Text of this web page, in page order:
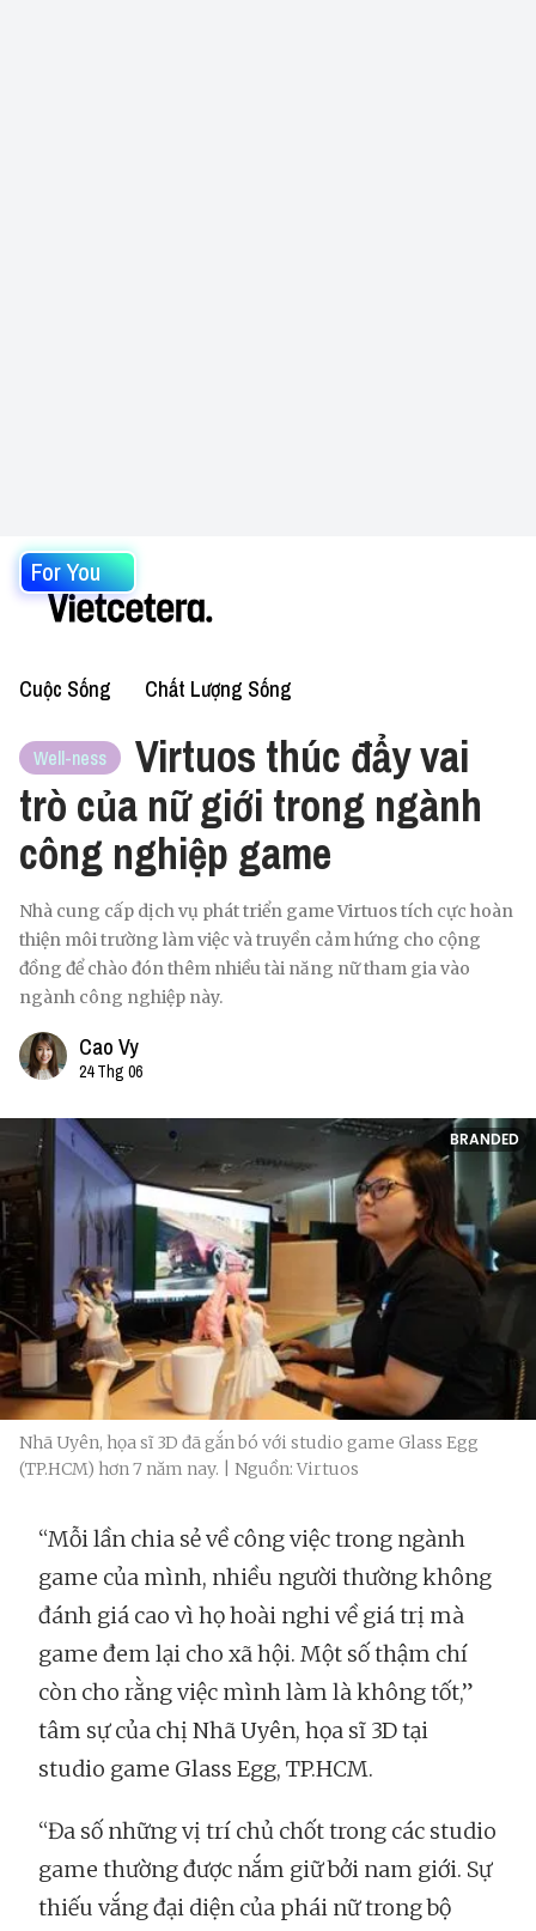
For You
Cuộc Sống Chất Lượng Sống
Well-ness
Virtuos thúc đẩy vai
trò của nữ giới trong ngành
công nghiệp game
Nhà cung cấp dịch vụ phát triển game Virtuos tích cực hoàn
thiện môi trường làm việc và truyền cảm hứng cho cộng
đồng để chào đón thêm nhiều tài năng nữ tham gia vào
ngành công nghiệp này.
Cao Vy
24 Thg 06
BRANDED
Nhã Uyên, họa sĩ 3D đã gắn bó với studio game Glass Egg
(TP.HCM) hơn 7 năm nay. | Nguồn: Virtuos
“Mỗi lần chia sẻ về công việc trong ngành
game của mình, nhiều người thường không
đánh giá cao vì họ hoài nghi về giá trị mà
game đem lại cho xã hội. Một số thậm chí
còn cho rằng việc mình làm là không tốt,”
tâm sự của chị Nhã Uyên, họa sĩ 3D tại
studio game Glass Egg, TP.HCM.
“Đa số những vị trí chủ chốt trong các studio
game thường được nắm giữ bởi nam giới. Sự
thiếu vắng đại diện của phái nữ trong bộ